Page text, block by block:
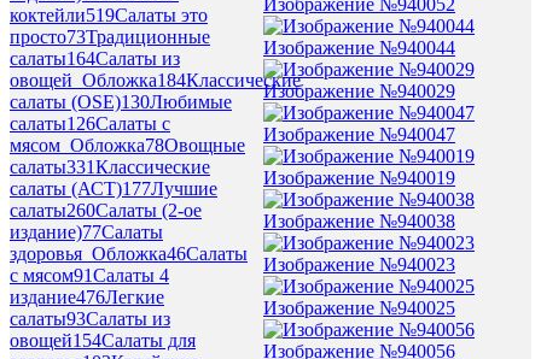
коктейли519Салаты это
просто73Традиционные
салаты164Салаты из
овощей_Обложка184Классические
салаты (OSE)130Любимые
салаты126Салаты с
мясом_Обложка78Овощные
салаты331Классические
салаты (АСТ)177Лучшие
салаты260Салаты (2-ое
издание)77Салаты
здоровья_Обложка46Салаты
с мясом91Салаты 4
издание476Легкие
салаты93Салаты из
овощей154Салаты для
Изображение №940044
Изображение №940029
Изображение №940047
Изображение №940019
Изображение №940038
Изображение №940023
Изображение №940025
Изображение №940056